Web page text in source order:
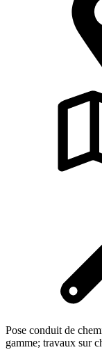
Pose conduit de
gamme; travaux sur